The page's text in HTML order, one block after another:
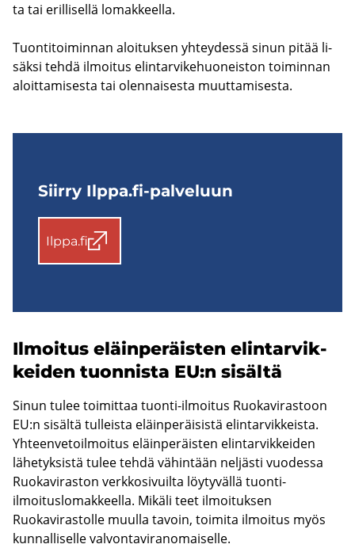
ta tai eril­li­sel­lä lo­mak­keel­la.
Tuon­ti­toi­min­nan aloi­tuk­sen yh­tey­des­sä sinun pitää li­
säk­si tehdä il­moi­tus elin­tar­vi­ke­huo­neis­ton toi­min­nan
aloit­ta­mi­ses­ta tai olen­nai­ses­ta muut­ta­mi­ses­ta.
Siir­ry Ilppa.fi-​palveluun
Ilppa.fi
Il­moi­tus eläin­pe­räis­ten elin­tar­vik­
kei­den tuon­nis­ta EU:n si­säl­tä
Sinun tulee toimittaa tuonti-ilmoitus Ruokavirastoon
EU:n sisältä tulleista eläinperäisistä elintarvikkeista.
Yhteenvetoilmoitus eläinperäisten elintarvikkeiden
lähetyksistä tulee tehdä vähintään neljästi vuodessa
Ruokaviraston verkkosivuilta löytyvällä tuonti-
ilmoituslomakkeella. Mikäli teet ilmoituksen
Ruokavirastolle muulla tavoin, toimita ilmoitus myös
kunnalliselle valvontaviranomaiselle.